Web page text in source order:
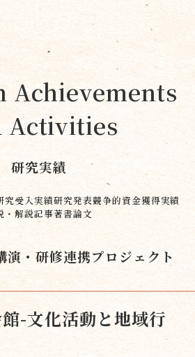
Achievements
Activities
研究実績
究受入実績研究発表競争的資金獲得実績
・解説記事著書論文
演・研修連携プロジェクト
-文化活動と地域行